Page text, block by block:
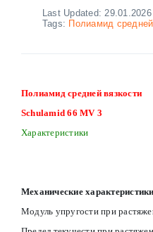
Last Updated: 29.01.2026
Tags: Полиамид средней
Полиамид средней вязкости
Schulamid 66 MV 3
Характеристики
Механические
Модуль упругости при